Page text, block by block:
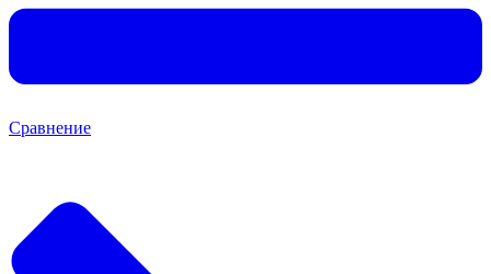
Сравнение